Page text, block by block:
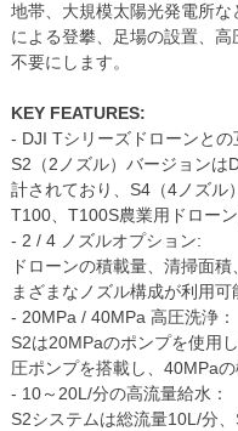
地帯、大規模太陽光発電所
による登攀、足場の設置、
不要にします。
KEY FEATURES:
- DJI Tシリーズドローンとの
S2（2ノズル）バージョンは
計されており、S4（4ノズル
T100、T100S農業用ドローン
- 2 / 4 ノズルオプション:
ドローンの積載量、清掃面
まざまなノズル構成が利用可
- 20MPa / 40MPa 高圧洗浄：
S2は20MPaのポンプを使用
圧ポンプを搭載し、40MPa
- 10～20L/分の高流量給水：
S2システムは総流量10L/分